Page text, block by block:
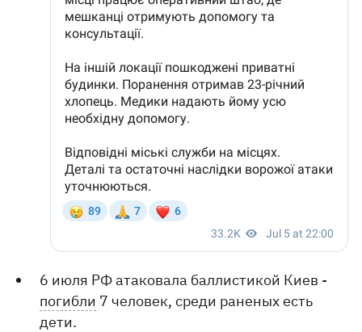
6 июля РФ атаковала баллистикой Киев -
погибли 7 человек, среди раненых есть
дети.